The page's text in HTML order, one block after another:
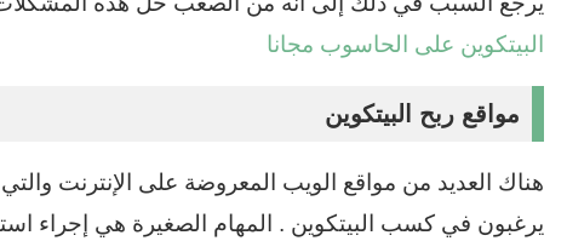
البيتكوين على الحاسوب مجانا
مواقع ربح البيتكوين
هناك العديد من مواقع الويب المعروضة على الإنترنت
يرغبون في كسب البيتكوين . المهام الصغيرة هي إجراء